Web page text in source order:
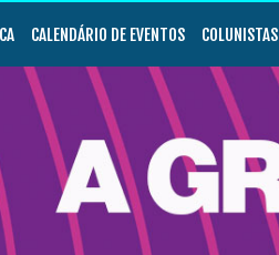
CALENDÁRIO DE EVENTOS COLUNISTAS